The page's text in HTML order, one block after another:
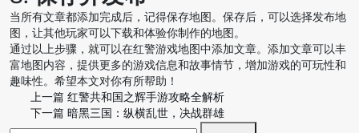
当所有文章都添加完成后，记得保存地图。保存后，可以选择发布地
图，让其他玩家可以下载和体验你制作的地图。
通过以上步骤，就可以在红警游戏地图中添加文章。添加文章可以丰
富地图内容，提供更多的游戏信息和故事情节，增加游戏的可玩性和
趣味性。希望本文对你有所帮助！
上一篇 红警共和国之辉手游攻略全解析
下一篇 暗黑三国：纵横乱世，决战群雄